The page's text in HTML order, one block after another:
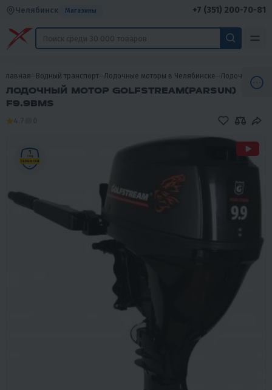
Челябинск Магазины +7 (351) 200-70-81
Главная Водный транспорт Лодочные моторы в Челябинске Лодочные
ЛОДОЧНЫЙ МОТОР GOLFSTREAM(PARSUN)
F9.9BMS